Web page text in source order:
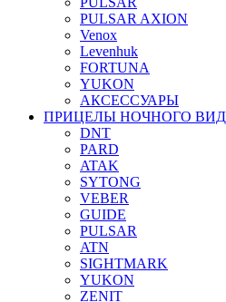
PULSAR AXION
Venox
Levenhuk
FORTUNA
YUKON
АКСЕССУАРЫ
ПРИЦЕЛЫ НОЧНОГО
DNT
PARD
ATAK
SYTONG
VEBER
GUIDE
PULSAR
ATN
SIGHTMARK
YUKON
ZENIT